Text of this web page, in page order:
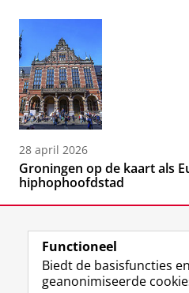
28 april 2026
Groningen op de kaart als
hiphophoofdstad
Functioneel
Biedt de basisfuncties
geanonimiseerde